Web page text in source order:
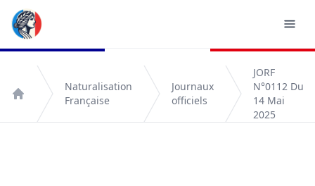
Accueil
Naturalisation
Française
Journaux
officiels
JORF
N°0112 Du
14 Mai
2025